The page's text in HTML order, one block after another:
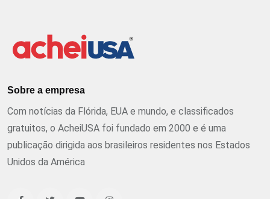
Sobre a empresa
Com notícias da Flórida, EUA e mundo, e classificados
gratuitos, o AcheiUSA foi fundado em 2000 e é uma
publicação dirigida aos brasileiros residentes nos Estados
Unidos da América